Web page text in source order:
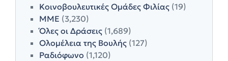
Κοινοβουλευτικές Ομάδες Φιλίας (19)
ΜΜΕ (3,230)
Όλες οι Δράσεις (1,689)
Ολομέλεια της Βουλής (127)
Ραδιόφωνο (1,120)